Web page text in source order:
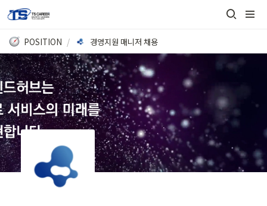
POSITION / 경영지원 매니저 채용